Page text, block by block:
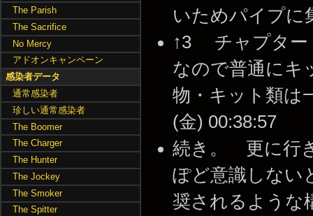
いためパイプに
↑3 チャプター
なので普通に
物・キット類は
(金) 00:38:57
続き。 更に行
ぽど意識しない
奨されるような
The Parish
The Sacrifice
No Mercy
アドオンキャンペーン
感染者データ
通常感染者
珍しい通常感染者
The Boomer
The Charger
The Hunter
The Jockey
The Smoker
The Spitter